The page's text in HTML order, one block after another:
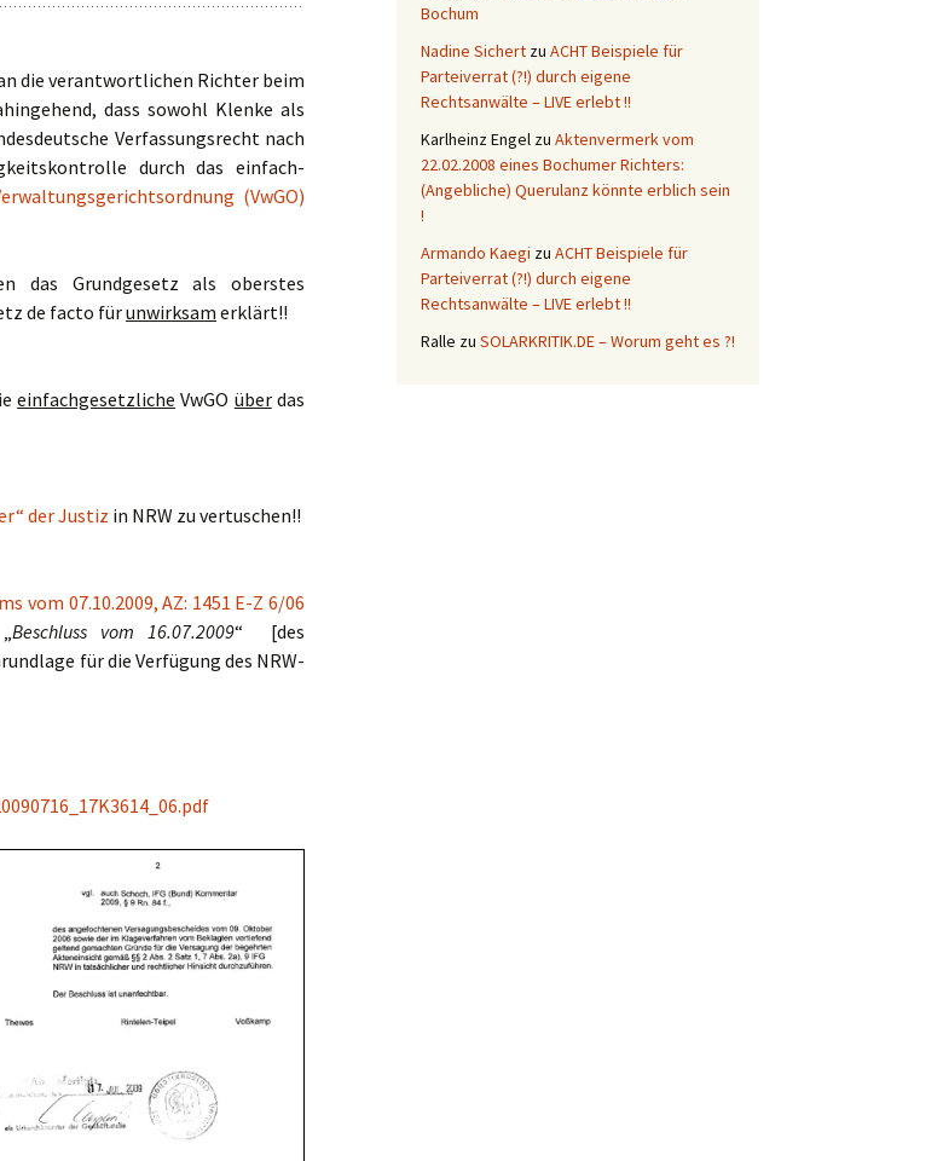
die verantwortlichen Richter beim
dass sowohl Klenke als
Verfassungsrecht nach
durch das einfach-
(VwGO)
das Grundgesetz als oberstes
de facto fürunwirksam erklärt!!
einfachgesetzliche VwGO überdas
der Justiz in NRW zu vertuschen!!
vom 07.10.2009, AZ: 1451 E-Z 6/06
Beschluss vom 16.07.2009“ [des
für die Verfügung des NRW-
Bochum
Nadine Sichert zu ACHT Beispiele für
Parteiverrat (?!) durch eigene
Rechtsanwälte – LIVE erlebt !!
Karlheinz Engel zu Aktenvermerk vom
22.02.2008 eines Bochumer Richters:
(Angebliche) Querulanz könnte erblich sein
!
Armando Kaegi zu ACHT Beispiele für
Parteiverrat (?!) durch eigene
Rechtsanwälte – LIVE erlebt !!
Ralle zu SOLARKRITIK.DE – Worum geht es ?!